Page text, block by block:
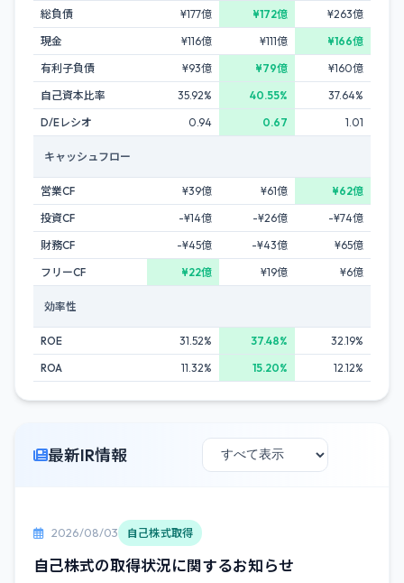
総負債
¥177億 ¥172億
¥263億
現金
¥116億 ¥111億
¥166億
有利子負債
¥93億 ¥79億
¥160億
自己資本比率
35.92% 40.55%
37.64%
D/Eレシオ
0.94 0.67 1.01
キャッシュフロー
営業CF ¥39億 ¥61億
¥62億
投資CF
-¥14億 -¥26億
-¥74億
財務CF
-¥45億 -¥43億
¥65億
フリーCF
¥22億 ¥19億 ¥6億
効率性
ROE 31.52% 37.48%
32.19%
ROA
11.32% 15.20% 12.12%
最新IR情報
2026/08/03 自己株式取得
自己株式の取得状況に関するお知らせ